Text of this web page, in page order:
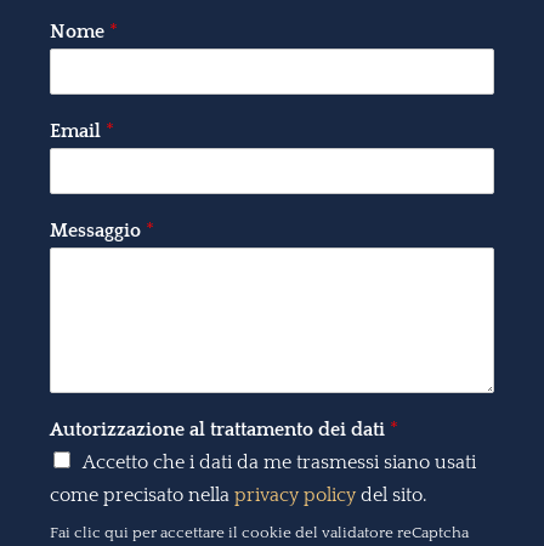
Nome *
Email *
Messaggio *
Autorizzazione al trattamento dei dati *
Accetto che i dati da me trasmessi siano usati
come precisato nella privacy policy del sito.
Fai clic qui per accettare il cookie del validatore reCaptcha